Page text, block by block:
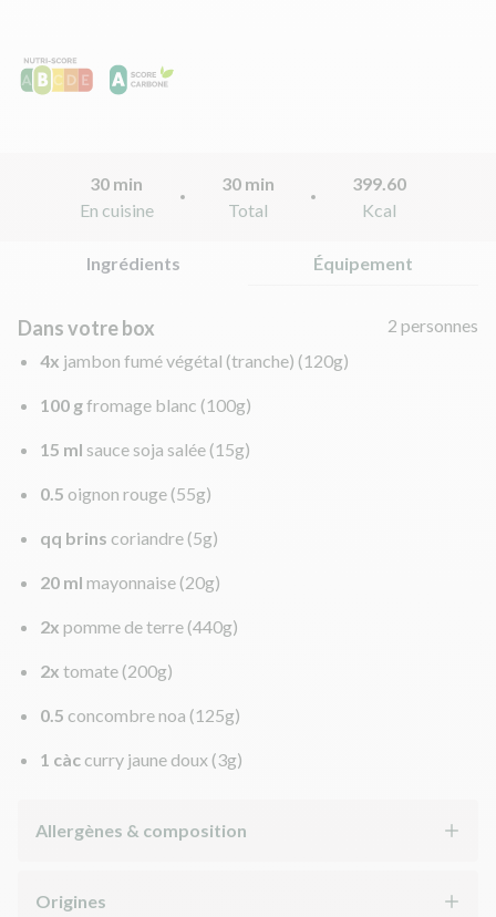
30 min
En cuisine
30 min
Total
399.60
Kcal
Ingrédients Équipement
Dans votre box
2 personnes
4x jambon fumé végétal (tranche) (120g)
100 gfromage blanc (100g)
15 ml sauce soja salée (15g)
0.5 oignon rouge (55g)
qq brins coriandre (5g)
20 ml mayonnaise (20g)
2x pomme de terre (440g)
2x tomate (200g)
0.5 concombre noa (125g)
1 càc curry jaune doux (3g)
Allergènes & composition
Origines